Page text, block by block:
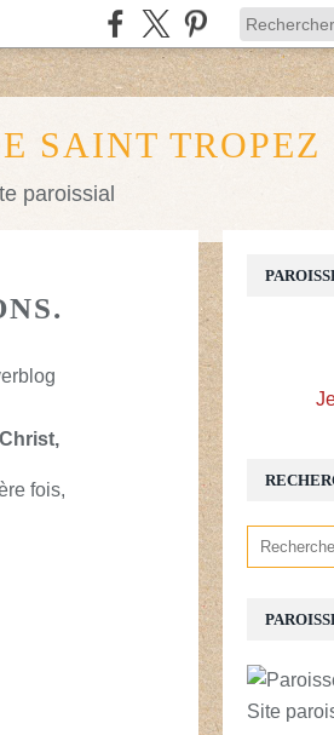
SAINT TROPEZ
paroissial
fois,
Site